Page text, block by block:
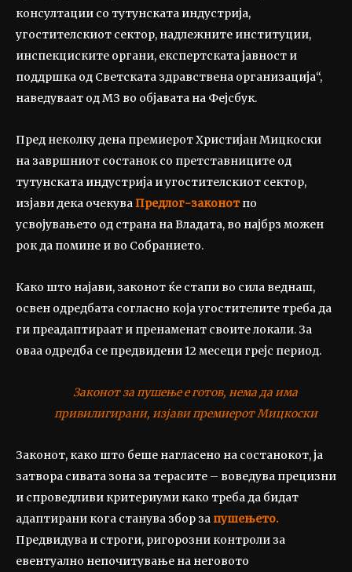
консултации со тутунската индустрија,
угостителскиот сектор, надлежните институции,
инспекциските органи, експертската јавност и
поддршка од Светската здравствена организација“,
наведуваат од МЗ во објавата на Фејсбук.
Пред неколку дена премиерот Христијан Мицкоски
на завршниот состанок со претставниците од
тутунската индустрија и угостителскиот сектор,
изјави дека очекуваПредлог-законот по
усвојувањето од страна на Владата, во најбрз можен
рок да помине и во Собранието.
Како што најави, законот ќе стапи во сила веднаш,
освен одредбата согласно која угостителите треба да
ги преадаптираат и пренаменат своите локали. За
оваа одредба се предвидени 12 месеци грејс период.
Законот за пушење е готов, нема да има
привилигирани, изјави премиерот Мицкоски
Законот, како што беше нагласено на состанокот, ја
затвора сивата зона за терасите – воведува прецизни
и спроведливи критериуми како треба да бидат
адаптирани кога станува збор за пушењето.
Предвидува и строги, ригорозни контроли за
евентуално непочитување на неговото